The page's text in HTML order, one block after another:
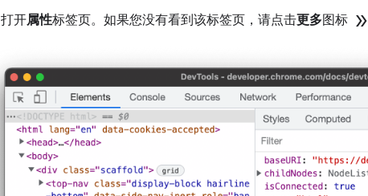
打开属性标签页。如果您没有看到该标签页，请点击更多图标 double_arrow